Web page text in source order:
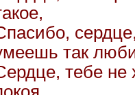
так
тебе не